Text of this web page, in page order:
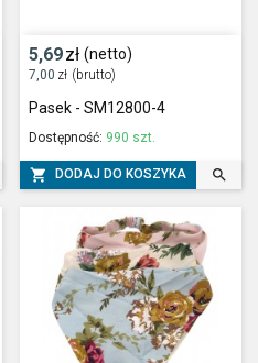
5,69zł (netto)
7,00 zł (brutto)
Pasek - SM12800-4
Dostępność: 990 szt.
 DODAJ DO KOSZYKA 